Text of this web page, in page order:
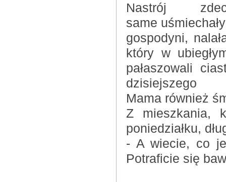
Nastrój
same
gospodyni,
który w
pałaszowali
Mama również
Z mieszkania,
poniedziałku,
- A wiecie, co
Potraficie się